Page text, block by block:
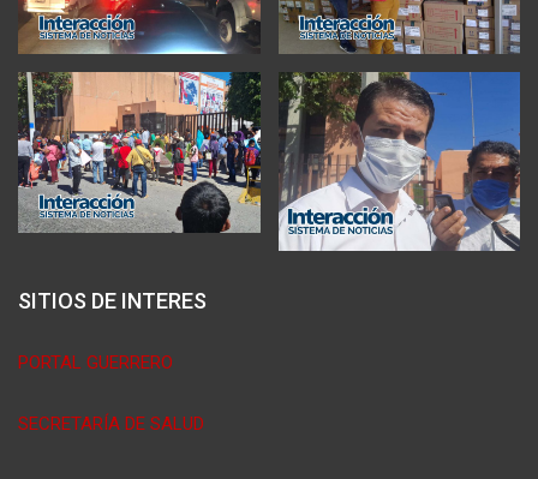
SITIOS DE INTERES
PORTAL GUERRERO
SECRETARÍA DE SALUD